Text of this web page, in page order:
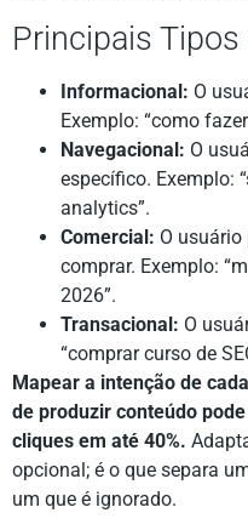
Principais
Informacional: O
Exemplo: “como
Navegacional: O
específico. Exemplo:
analytics”.
Comercial: O
comprar. Exemplo:
2026”.
Transacional: O
“comprar curso de
Mapear a intenção de
de produzir conteúdo
cliques em até 40%.
opcional; é o que separa
um que é ignorado.